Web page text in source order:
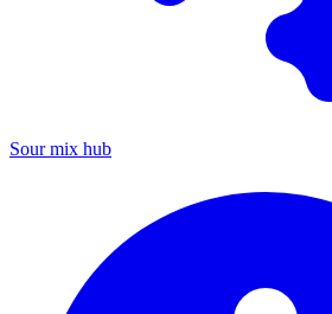
Sour mix hub